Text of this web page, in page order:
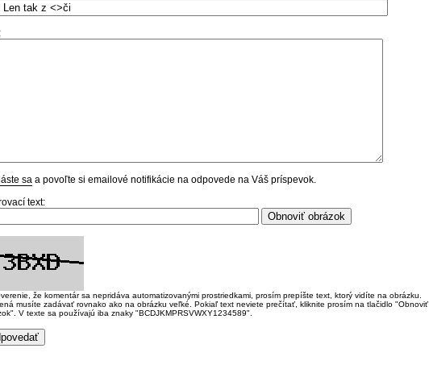
sa a povoľte si emailové notifikácie na odpovede na Váš príspevok.
text:
že komentár sa nepridáva automatizovanými prostriedkami, prosím prepíšte text, ktorý vidíte na obrázku.
musíte zadávať rovnako ako na obrázku veľké. Pokiaľ text neviete prečítať, kliknite prosím na tlačidlo "Obnoviť
V texte sa používajú iba znaky "BCDJKMPRSVWXY1234589".